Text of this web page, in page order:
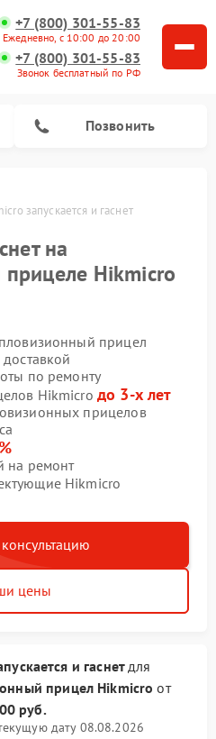
+7 (800) 301-55-83
Ежедневно, с 10:00 до 20:00
+7 (800) 301-55-83
Звонок бесплатный по РФ
Позвонить
запускается и гаснет
на
Hikmicro
прицел
по ремонту
Hikmicro до 3-х лет
прицелов
на ремонт
Hikmicro
цены
и гаснет для
прицел Hikmicro от
руб.
дату 08.08.2026